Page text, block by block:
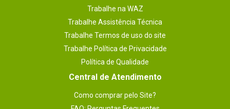
Trabalhe na WAZ
Trabalhe Assistência Técnica
Trabalhe Termos de uso do site
Trabalhe Política de Privacidade
Política de Qualidade
Central de Atendimento
Como comprar pelo Site?